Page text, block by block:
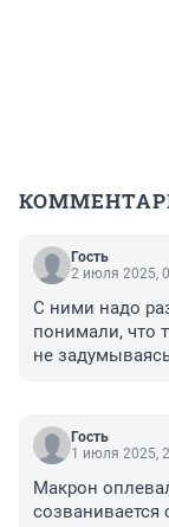
Гость
2 июля 2025,
С ними надо
понимали, что
не
Гость
1 июля 2025,
Макрон
созванивается